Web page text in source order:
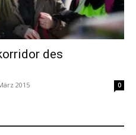
des
2015 0